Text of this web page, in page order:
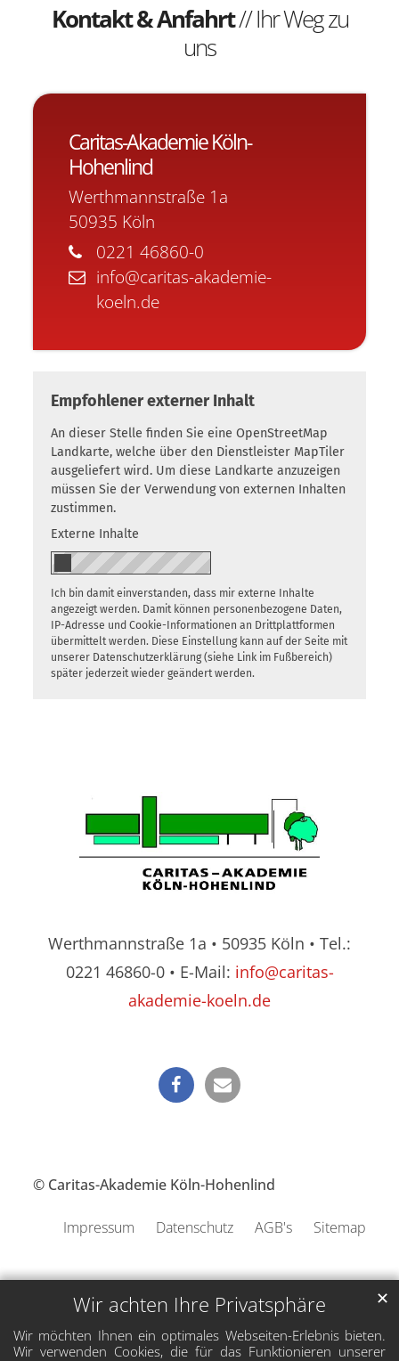
Wir achten Ihre Privatsphäre
Wir möchten Ihnen ein optimales Webseiten-Erlebnis bieten.
Wir verwenden Cookies, die für das Funktionieren unserer
✕
Kontakt & Anfahrt// Ihr Weg zu
uns
Caritas-Akademie Köln-
Hohenlind
Werthmannstraße 1a
50935 Köln
0221 46860-0
info@caritas-akademie-
koeln.de
Empfohlener externer Inhalt
An dieser Stelle finden Sie eine OpenStreetMap
Landkarte, welche über den Dienstleister MapTiler
ausgeliefert wird. Um diese Landkarte anzuzeigen
müssen Sie der Verwendung von externen Inhalten
zustimmen.
Externe Inhalte
Ich bin damit einverstanden, dass mir externe Inhalte
angezeigt werden. Damit können personenbezogene Daten,
IP-Adresse und Cookie-Informationen an Drittplattformen
übermittelt werden. Diese Einstellung kann auf der Seite mit
unserer Datenschutzerklärung (siehe Link im Fußbereich)
später jederzeit wieder geändert werden.
Werthmannstraße 1a • 50935 Köln • Tel.:
0221 46860-0 • E-Mail: info@caritas-
akademie-koeln.de
© Caritas-Akademie Köln-Hohenlind
Impressum Datenschutz AGB's Sitemap